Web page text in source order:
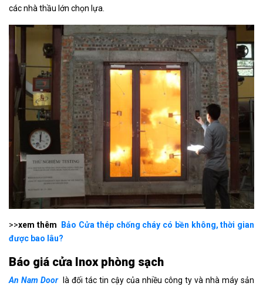
các nhà thầu lớn chọn lựa.
>>xem thêm
Bảo Cửa thép chống cháy có bền không, thời gian
được bao lâu?
Báo giá cửa Inox phòng sạch
An Nam Door
là đối tác tin cậy của nhiều công ty và nhà máy sản